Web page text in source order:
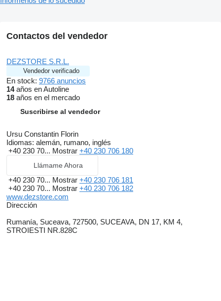
Contactos del vendedor
DEZSTORE S.R.L.
Vendedor verificado
En stock: 9766 anuncios
14años en Autoline
18 años en el mercado
Suscribirse al vendedor
Ursu Constantin Florin
Idiomas: alemán, rumano, inglés
+40 230 70... Mostrar +40 230 706 180
Llámame Ahora
+40 230 70... Mostrar +40 230 706 181
+40 230 70... Mostrar +40 230 706 182
www.dezstore.com
Dirección
Rumanía, Suceava, 727500, SUCEAVA, DN 17, KM 4,
STROIESTI NR.828C